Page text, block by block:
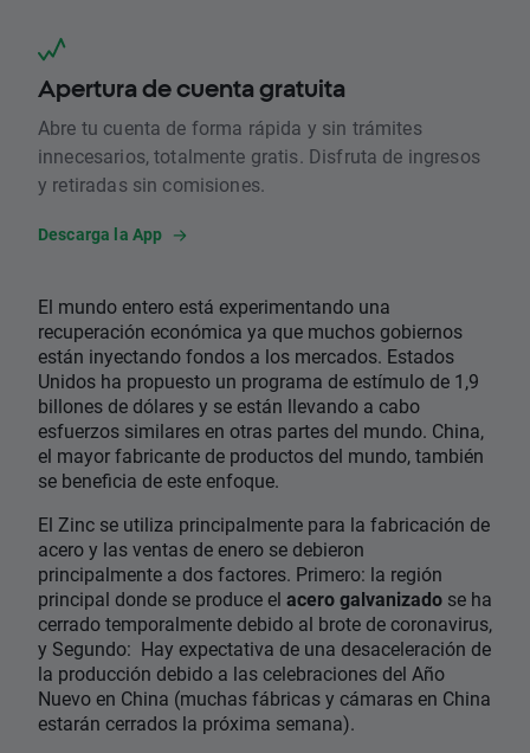
Apertura de cuenta gratuita
Abre tu cuenta de forma rápida y sin trámites
innecesarios, totalmente gratis. Disfruta de ingresos
y retiradas sin comisiones.
Descarga la App
​El mundo entero está experimentando una
recuperación económica ya que muchos gobiernos
están inyectando fondos a los mercados. Estados
Unidos ha propuesto un programa de estímulo de 1,9
billones de dólares y se están llevando a cabo
esfuerzos similares en otras partes del mundo. China,
el mayor fabricante de productos del mundo, también
se beneficia de este enfoque.
El Zinc se utiliza principalmente para la fabricación de
acero y las ventas de enero se debieron
principalmente a dos factores. Primero: la región
principal donde se produce el acero galvanizado se ha
cerrado temporalmente debido al brote de coronavirus,
y Segundo: Hay expectativa de una desaceleración de
la producción debido a las celebraciones del Año
Nuevo en China (muchas fábricas y cámaras en China
estarán cerrados la próxima semana).